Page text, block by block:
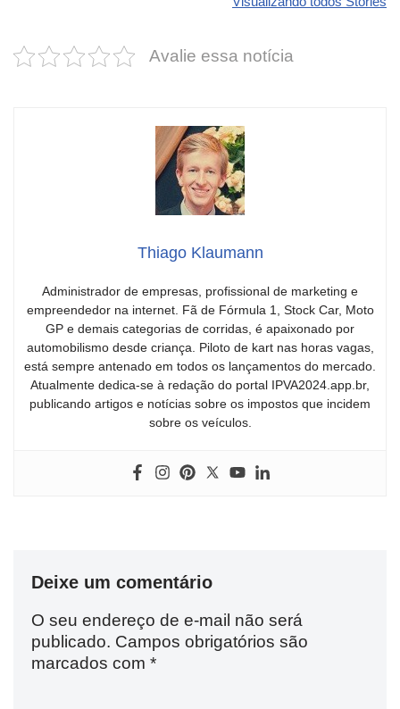
2025!
de emoção
Avalie essa notícia
Thiago Klaumann
Administrador de empresas, profissional de marketing e
empreendedor na internet. Fã de Fórmula 1, Stock Car, Moto
GP e demais categorias de corridas, é apaixonado por
automobilismo desde criança. Piloto de kart nas horas vagas,
está sempre antenado em todos os lançamentos do mercado.
Atualmente dedica-se à redação do portal IPVA2024.app.br,
publicando artigos e notícias sobre os impostos que incidem
sobre os veículos.
Deixe um comentário
O seu endereço de e-mail não será
publicado. Campos obrigatórios são
marcados com *